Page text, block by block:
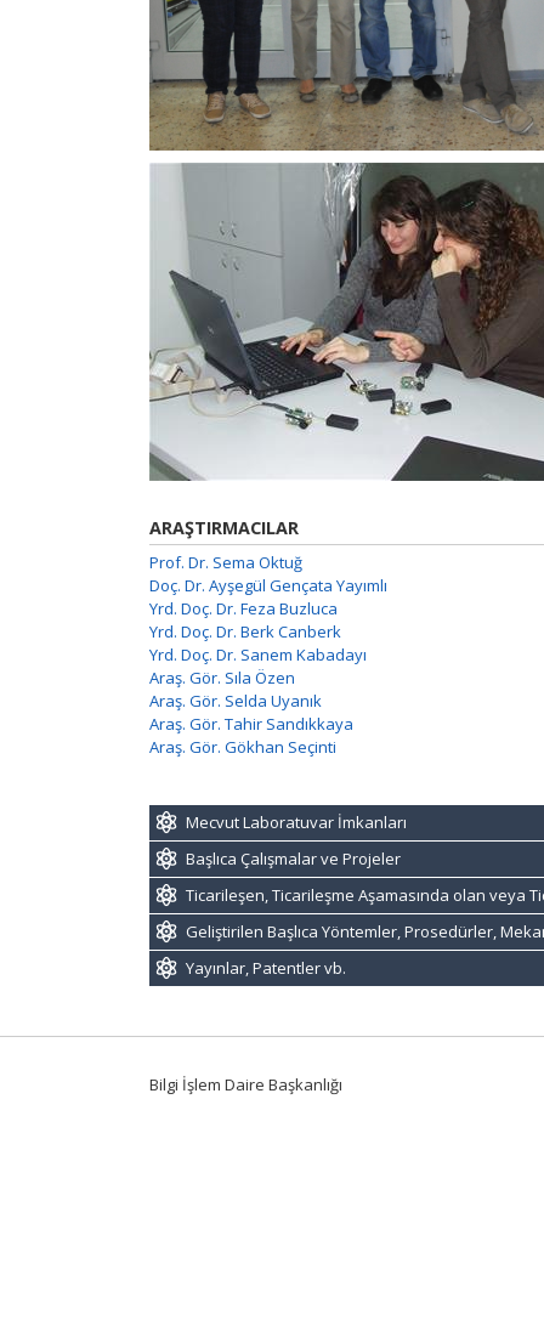
ARAŞTIRMACILAR
Prof. Dr. Sema Oktuğ
Doç. Dr. Ayşegül Gençata Yayımlı
Yrd. Doç. Dr. Feza Buzluca
Yrd. Doç. Dr. Berk Canberk
Yrd. Doç. Dr. Sanem Kabadayı
Araş. Gör. Sıla Özen
Araş. Gör. Selda Uyanık
Araş. Gör. Tahir Sandıkkaya
Araş. Gör. Gökhan Seçinti
Mecvut Laboratuvar İmkanları
Başlıca Çalışmalar ve Projeler
Ticarileşen, Ticarileşme Aşamasında olan veya
Geliştirilen Başlıca Yöntemler, Prosedürler,
Yayınlar, Patentler vb.
Bilgi İşlem Daire Başkanlığı